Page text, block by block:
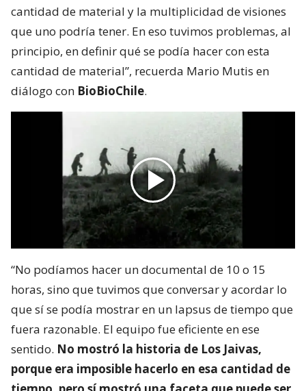
cantidad de material y la multiplicidad de visiones
que uno podría tener. En eso tuvimos problemas, al
principio, en definir qué se podía hacer con esta
cantidad de material”, recuerda Mario Mutis en
diálogo con BioBioChile.
“No podíamos hacer un documental de 10 o 15
horas, sino que tuvimos que conversar y acordar lo
que sí se podía mostrar en un lapsus de tiempo que
fuera razonable. El equipo fue eficiente en ese
sentido. No mostró la historia de Los Jaivas,
porque era imposible hacerlo en esa cantidad de